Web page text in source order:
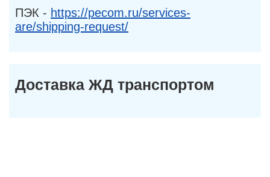
ПЭК - https://pecom.ru/services-
are/shipping-request/
Доставка ЖД транспортом